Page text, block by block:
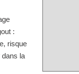
:
risque
dans la